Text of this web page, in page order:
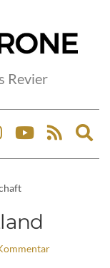
Revier